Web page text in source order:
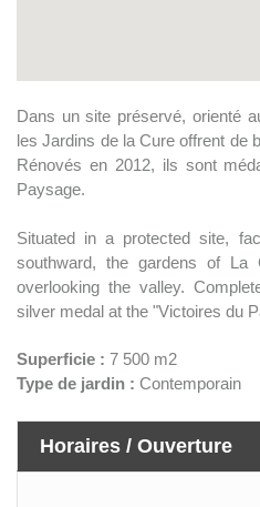
Dans un site préservé, orienté
les Jardins de la Cure offrent de
Rénovés en 2012, ils sont
Paysage.
Situated in a protected site,
southward, the gardens of La
overlooking the valley.
silver medal at the "Victoires du
Superficie : 7 500 m2
Type de jardin : Contemporain
Horaires / Ouverture